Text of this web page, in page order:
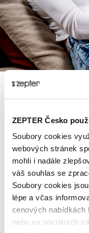
ZEPTER Česko
Soubory cookies
webových stránek
mohli i nadále
váš souhlas se
Soubory cookies
lépe a včas
cenových nabídkách
nebo na sociálních
BIOPTRON
přístroj pro
odborných
a v
jedinečná forma
jako prevence
Z tohoto důvodu